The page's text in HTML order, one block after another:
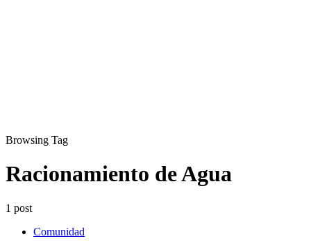
Browsing Tag
Racionamiento de Agua
1 post
Comunidad